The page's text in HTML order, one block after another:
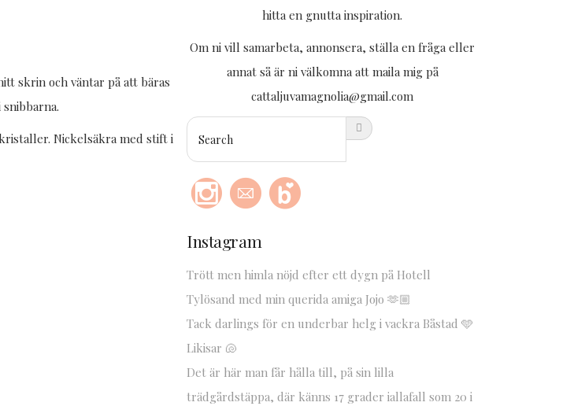
skrin och väntar på att bäras
Nickelsäkra med stift i
hitta en gnutta inspiration.
Om ni vill samarbeta, annonsera, ställa en fråga eller
annat så är ni välkomna att maila mig på
cattaljuvamagnolia@gmail.com
Instagram
Trött men himla nöjd efter ett dygn på Hotell
Tylösand med min querida amiga Jojo 🫶🏼
Tack darlings för en underbar helg i vackra Båstad 🩵
Likisar 🐚
Det är här man får hålla till, på sin lilla
trädgårdstäppa, där känns 17 grader iallafall som 20 i